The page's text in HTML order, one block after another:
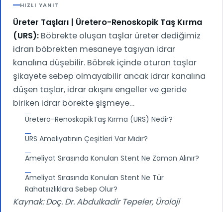
HIZLI YANIT
Üreter Taşları | Üretero-Renoskopik Taş Kırma
(URS): Böbrekte oluşan taşlar üreter dediğimiz
idrarı böbrekten mesaneye taşıyan idrar
kanalına düşebilir. Böbrek içinde oturan taşlar
şikayete sebep olmayabilir ancak idrar kanalına
düşen taşlar, idrar akışını engeller ve geride
biriken idrar börekte şişmeye…
Üretero-RenoskopikTaş Kırma (URS) Nedir?
URS Ameliyatının Çeşitleri Var Mıdır?
Ameliyat Sırasında Konulan Stent Ne Zaman Alınır?
Ameliyat Sırasında Konulan Stent Ne Tür
Rahatsızlıklara Sebep Olur?
Kaynak: Doç. Dr. Abdulkadir Tepeler, Üroloji